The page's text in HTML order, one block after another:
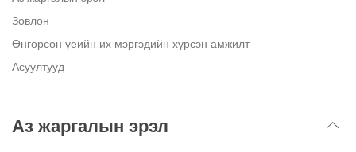
Зовлон
Өнгөрсөн үеийн их мэргэдийн хүрсэн амжилт
Асуултууд
Аз жаргалын эрэл